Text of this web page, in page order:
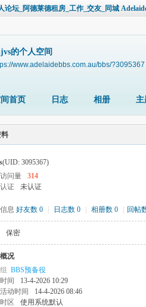
坛_阿德莱德租房_工作_交友_同城
的个人空间
www.adelaidebbs.com.au/bbs/?3095367
首页 日志 相册 主
(UID: 3095367)
问量
314
证
未认证
息 好友数 0 日志数 0 相册数 0 回帖
保密
况
BBS预备役
间
13-4-2026 10:29
动时间
14-4-2026 08:46
区
使用系统默认